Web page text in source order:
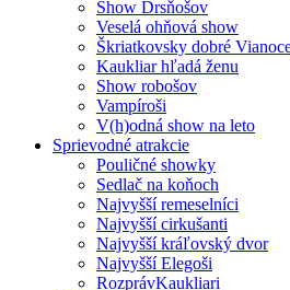
Show Drsňošov
Veselá ohňová show
Škriatkovsky dobré
Kaukliar hľadá ženu
Show robošov
Vampíroši
V(h)odná show na leto
Sprievodné atrakcie
Pouličné showky
Sedlač na koňoch
Najvyšší remeselníci
Najvyšší cirkušanti
Najvyšší kráľovský dvor
Najvyšší Elegoši
RozprávKaukliari